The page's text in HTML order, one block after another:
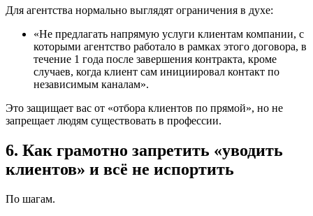
Для агентства нормально выглядят ограничения в духе:
«Не предлагать напрямую услуги клиентам компании, с
которыми агентство работало в рамках этого договора, в
течение 1 года после завершения контракта, кроме
случаев, когда клиент сам инициировал контакт по
независимым каналам».
Это защищает вас от «отбора клиентов по прямой», но не
запрещает людям существовать в профессии.
6. Как грамотно запретить «уводить
клиентов» и всё не испортить
По шагам.